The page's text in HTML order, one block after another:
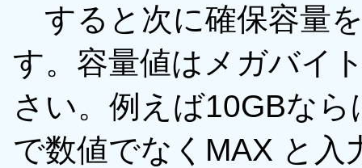
すると次に確保容量
す。容量値はメガバイ
さい。例えば10GBな
で数値でなくMAX と入